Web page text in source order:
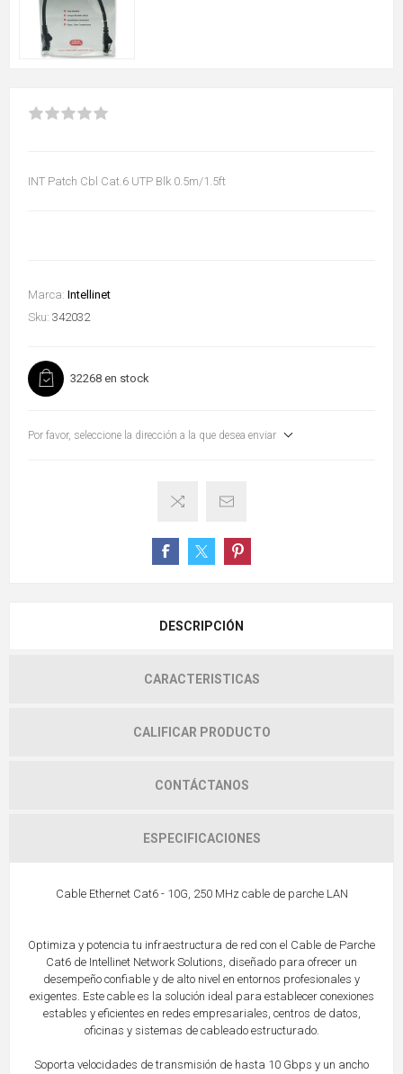
INT Patch Cbl Cat.6 UTP Blk 0.5m/1.5ft
Marca: Intellinet
Sku: 342032
32268 en stock
Por favor, seleccione la dirección a la que desea enviar
DESCRIPCIÓN
CARACTERISTICAS
CALIFICAR PRODUCTO
CONTÁCTANOS
ESPECIFICACIONES
Cable Ethernet Cat6 - 10G, 250 MHz cable de parche LAN
Optimiza y potencia tu infraestructura de red con el Cable de Parche
Cat6 de Intellinet Network Solutions, diseñado para ofrecer un
desempeño confiable y de alto nivel en entornos profesionales y
exigentes. Este cable es la solución ideal para establecer conexiones
estables y eficientes en redes empresariales, centros de datos,
oficinas y sistemas de cableado estructurado.
Soporta velocidades de transmisión de hasta 10 Gbps y un ancho